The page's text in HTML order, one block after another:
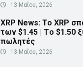
13 Μαΐου, 2026
XRP News: Το XRP
των $1.45 | Τo $1.50
πωλητές
13 Μαΐου, 2026